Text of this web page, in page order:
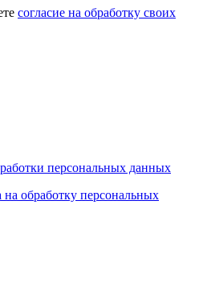
согласие на обработку своих
персональных данных
на обработку персональных